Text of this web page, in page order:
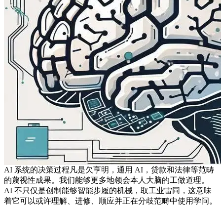
AI 系统的决策过程凡是欠亨明，通用 AI，贷款和法律等范畴
的蔑视性成果。我们能够更多地领会本人大脑的工做道理。
AI 不只仅是创制能够智能步履的机械，取工业雷同，这意味
着它可以或许理解、进修、顺应并正在分歧范畴中使用学问。